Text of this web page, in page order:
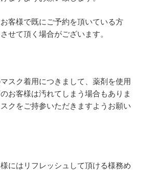
お客様で既にご予約を頂いている方
せて頂く場合がございます。
スク着用につきまして、薬剤を使用
お客様は汚れてしまう場合もありま
クをご持参いただきますようお願い
にはリフレッシュして頂ける様務め